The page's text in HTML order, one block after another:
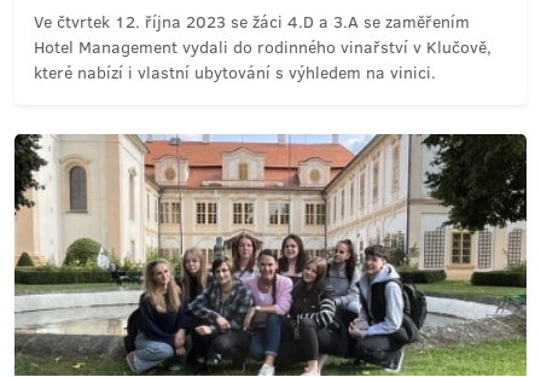
Ve čtvrtek 12. října 2023 se žáci 4.D a 3.A se zaměřením
Hotel Management vydali do rodinného vinařství v Klučově,
které nabízí i vlastní ubytování s výhledem na vinici.